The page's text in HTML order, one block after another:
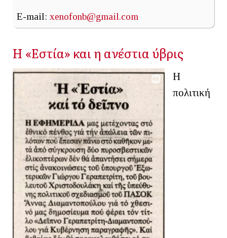
E-mail: xenofonb@gmail.com
Η «Εστία» και η ανέστια ύβρις
Η
πολιτική